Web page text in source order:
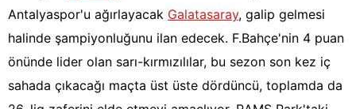
Antalyaspor'u ağırlayacak Galatasaray, galip gelmesi
halinde şampiyonluğunu ilan edecek. F.Bahçe'nin 4 puan
önünde lider olan sarı-kırmızılılar, bu sezon son kez iç
sahada çıkacağı maçta üst üste dördüncü, toplamda da